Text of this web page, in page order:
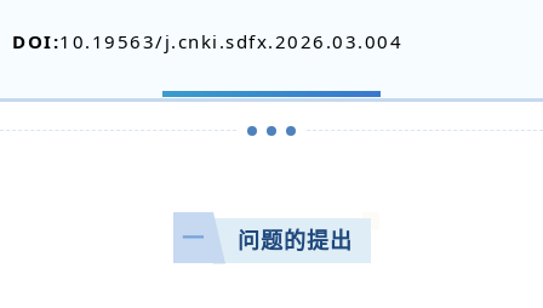
DOI:10.19563/j.cnki.sdfx.2026.03.004
一 问题的提出